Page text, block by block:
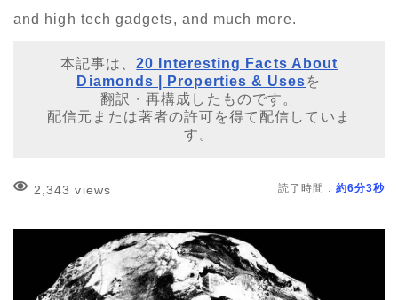
and high tech gadgets, and much more.
本記事は、20 Interesting Facts About
Diamonds | Properties & Usesを
翻訳・再構成したものです。
配信元または著者の許可を得て配信していま
す。
2,343 views 読了時間 : 約6分3秒